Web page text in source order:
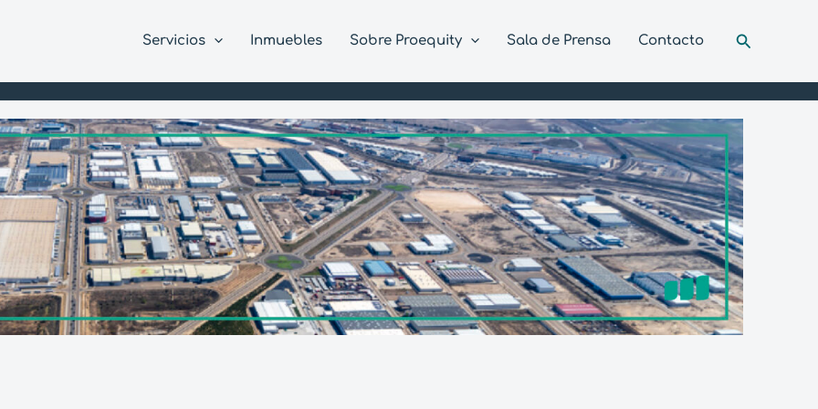
Servicios Inmuebles Sobre Proequity Sala de Prensa Contacto Buscar